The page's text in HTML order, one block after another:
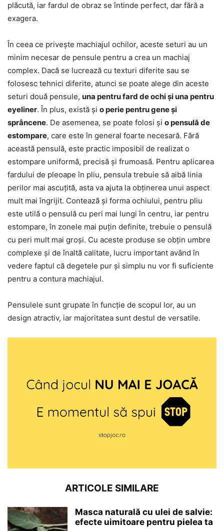
plăcută, iar fardul de obraz se întinde perfect, dar fără a
exagera.
În ceea ce privește machiajul ochilor, aceste seturi au un
minim necesar de pensule pentru a crea un machiaj
complex. Dacă se lucrează cu texturi diferite sau se
folosesc tehnici diferite, atunci se poate alege din aceste
seturi două pensule, una pentru fard de ochi și una pentru
eyeliner. În plus, există și o perie pentru gene și
sprâncene. De asemenea, se poate folosi și o pensulă de
estompare, care este în general foarte necesară. Fără
această pensulă, este practic imposibil de realizat o
estompare uniformă, precisă și frumoasă. Pentru aplicarea
fardului de pleoape în pliu, pensula trebuie să aibă linia
perilor mai ascuțită, asta va ajuta la obținerea unui aspect
mult mai îngrijit. Contează și forma ochiului, pentru pliu
este utilă o pensulă cu peri mai lungi în centru, iar pentru
estompare, în zonele mai puțin definite, trebuie o pensulă
cu peri mult mai groși. Cu aceste produse se obțin umbre
complexe și de înaltă calitate, lucru important având în
vedere faptul că degetele pur și simplu nu vor fi suficiente
pentru a contura machiajul.
Pensulele sunt grupate în funcție de scopul lor, au un
design atractiv, iar majoritatea sunt destul de versatile.
ARTICOLE SIMILARE
Masca naturală cu ulei de salvie:
efecte uimitoare pentru pielea ta